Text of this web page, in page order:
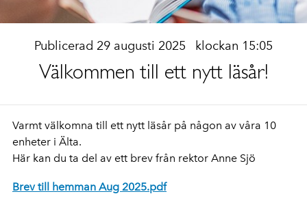
Publicerad 29 augusti 2025 klockan 15:05
Välkommen till ett nytt läsår!
Varmt välkomna till ett nytt läsår på någon av våra 10
enheter i Älta.
Här kan du ta del av ett brev från rektor Anne Sjö
Brev till hemman Aug 2025.pdf